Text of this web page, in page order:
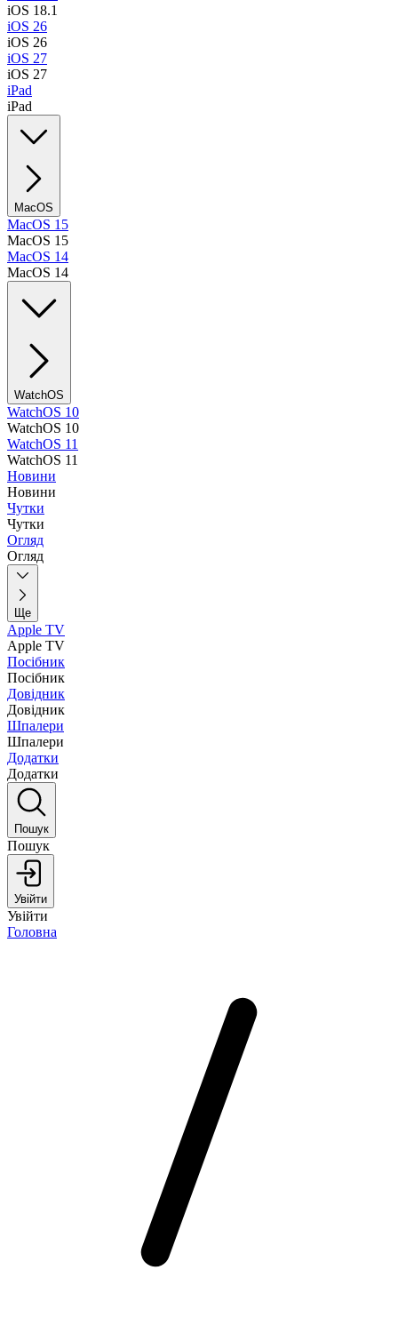
iOS 18.1
iOS 26
iOS 26
iOS 27
iOS 27
iPad
iPad
MacOS
MacOS 15
MacOS 15
MacOS 14
MacOS 14
WatchOS
WatchOS 10
WatchOS 10
WatchOS 11
WatchOS 11
Новини
Новини
Чутки
Чутки
Огляд
Огляд
Ще
Apple TV
Apple TV
Посібник
Посібник
Довідник
Довідник
Шпалери
Шпалери
Додатки
Додатки
Пошук
Пошук
Увійти
Увійти
Головна